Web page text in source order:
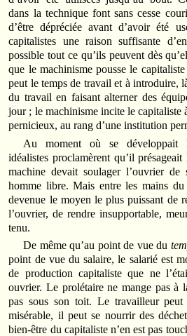
dans la technique font sans cesse
d’être dépréciée avant d’avoir été
capitalistes une raison suffisante
possible tout ce qu’ils peuvent dès
que le machinisme pousse le
peut le temps de travail et à introduire,
du travail en faisant alterner des
jour ; le machinisme incite le capitaliste
pernicieux, au rang d’une institution
Au moment où se développait
idéalistes proclamèrent qu’il
machine devait soulager l’ouvrier
homme libre. Mais entre les mains
devenue le moyen le plus puissant de
l’ouvrier, de rendre insupportable,
tenu.
De même qu’au point de vue du
point de vue du salaire, le salarié est
de production capitaliste que ne
ouvrier. Le prolétaire ne mange pas à
pas sous son toit. Le travailleur
misérable, il peut se nourrir des
bien-être du capitaliste n’en est pas